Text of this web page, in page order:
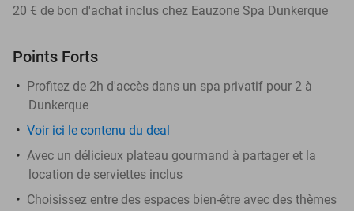
20 € de bon d'achat inclus chez Eauzone Spa Dunkerque
Points Forts
Profitez de 2h d'accès dans un spa privatif pour 2 à
Dunkerque
Voir ici le contenu du deal
Avec un délicieux plateau gourmand à partager et la
location de serviettes inclus
Choisissez entre des espaces bien-être avec des thèmes